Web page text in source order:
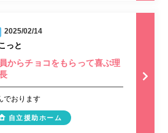
2025/02/14
っと
からチョコをもらって喜ぶ理
でおります
自立援助ホーム